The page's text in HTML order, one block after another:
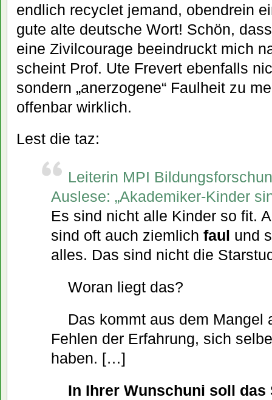
endlich recyclet jemand, obendrein
gute alte deutsche Wort! Schön,
eine Zivilcourage beeindruckt mich
scheint Prof. Ute Frevert ebenfalls
sondern „anerzogene“ Faulheit zu
offenbar wirklich.
Lest die taz:
Leiterin MPI
Auslese: „Akademiker-Kinder
Es sind nicht alle Kinder so fit.
sind oft auch ziemlich faul und
alles. Das sind nicht die
Woran liegt das?
Das kommt aus dem Mangel
Fehlen der Erfahrung, sich
haben. […]
In Ihrer Wunschuni soll das